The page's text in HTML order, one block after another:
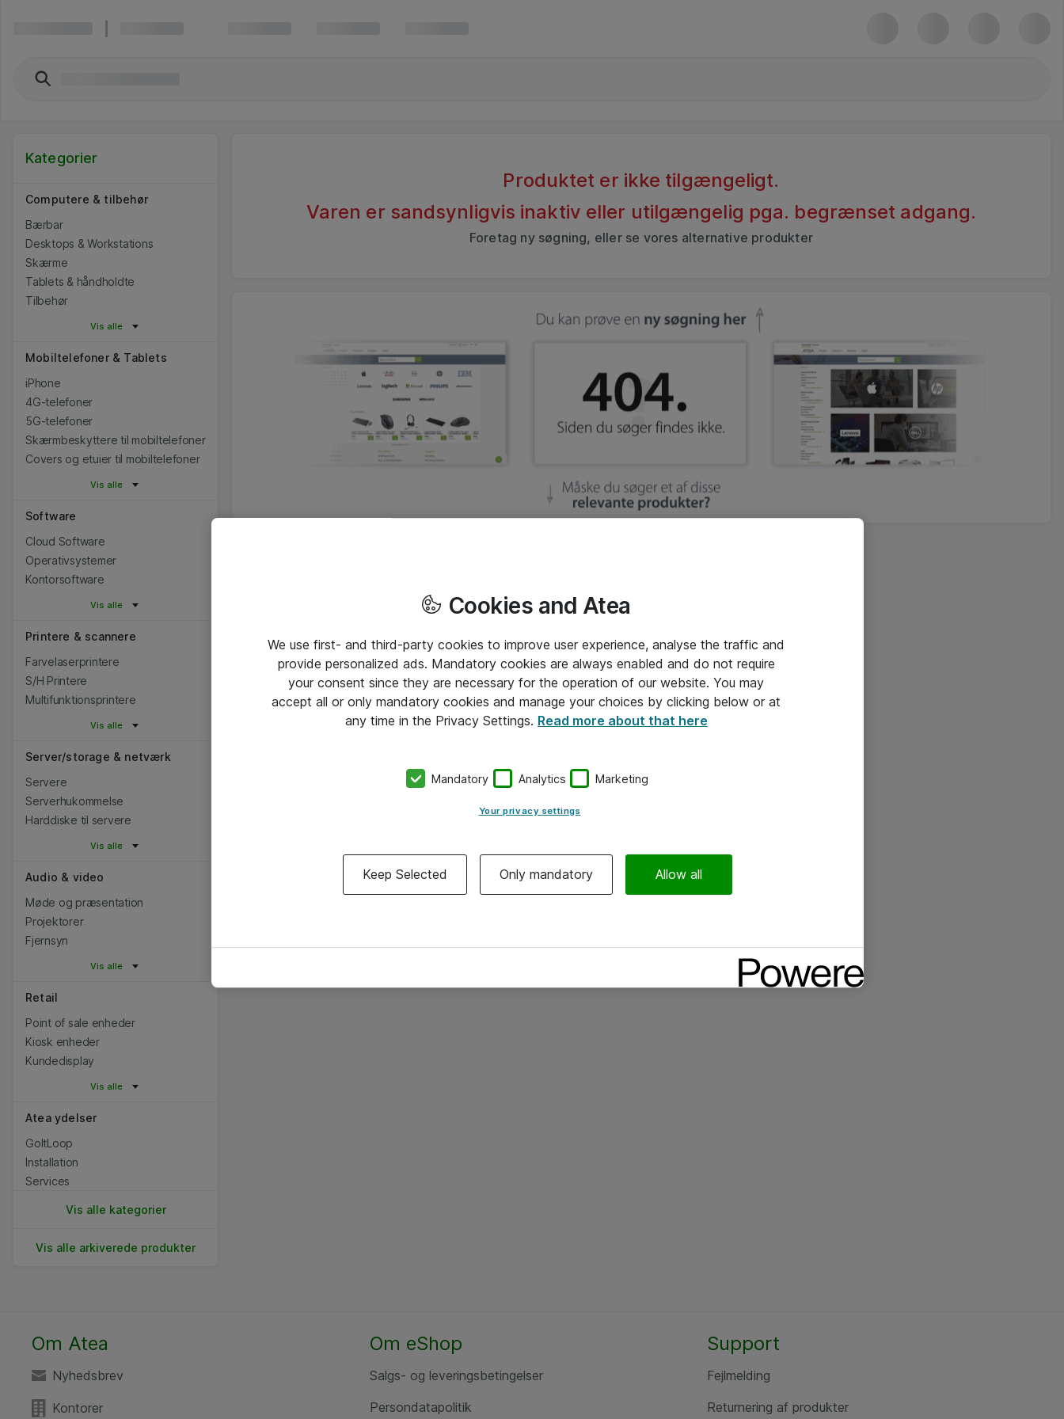
Kategorier
Computere & tilbehør
Bærbar
Desktops & Workstations
Skærme
Tablets & håndholdte
Tilbehør
Vis alle
Mobiltelefoner & Tablets
iPhone
4G-telefoner
5G-telefoner
Skærmbeskyttere til mobiltelefoner
Covers og etuier til mobiltelefoner
Vis alle
Software
Cloud Software
Operativsystemer
Kontorsoftware
Vis alle
Printere & scannere
Farvelaserprintere
S/H Printere
Multifunktionsprintere
Vis alle
Server/storage & netværk
Servere
Serverhukommelse
Harddiske til servere
Vis alle
Audio & video
Møde og præsentation
Projektorer
Fjernsyn
Vis alle
Retail
Point of sale enheder
Kiosk enheder
Kundedisplay
Vis alle
Atea ydelser
GoItLoop
Installation
Services
Vis alle kategorier
Vis alle arkiverede produkter
Produktet er ikke tilgængeligt.
Varen er sandsynligvis inaktiv eller utilgængelig pga. begrænset adgang.
Foretag ny søgning, eller se vores alternative produkter
Om Atea
Nyhedsbrev
Kontorer
Om eShop
Salgs- og leveringsbetingelser
Persondatapolitik
Support
Fejlmelding
Returnering af produkter
Cookies and Atea
We use first- and third-party cookies to improve user experience, analyse the traffic and
provide personalized ads. Mandatory cookies are always enabled and do not require
your consent since they are necessary for the operation of our website. You may
accept all or only mandatory cookies and manage your choices by clicking below or at
any time in the Privacy Settings. Read more about that here
Mandatory Analytics Marketing
Your privacy settings
Keep Selected Only mandatory Allow all